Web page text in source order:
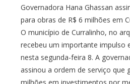
Governadora Hana Ghassan
para obras de R$ 6 milhões em
O município de Curralinho, no
recebeu um importante impulso
nesta segunda-feira 8. A
assinou a ordem de serviço que